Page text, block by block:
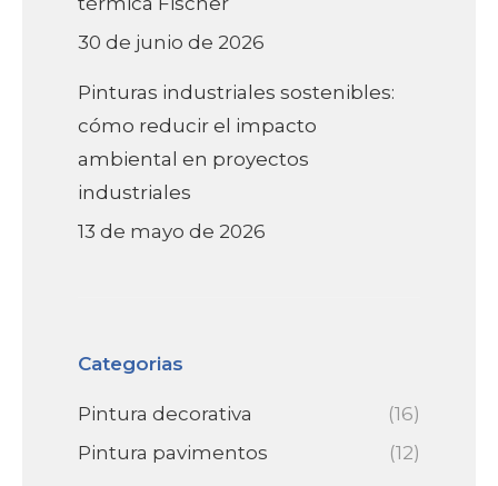
30 de junio de 2026
Pinturas industriales sostenibles:
cómo reducir el impacto
ambiental en proyectos
industriales
13 de mayo de 2026
Categorias
Pintura decorativa
(16)
Pintura pavimentos
(12)